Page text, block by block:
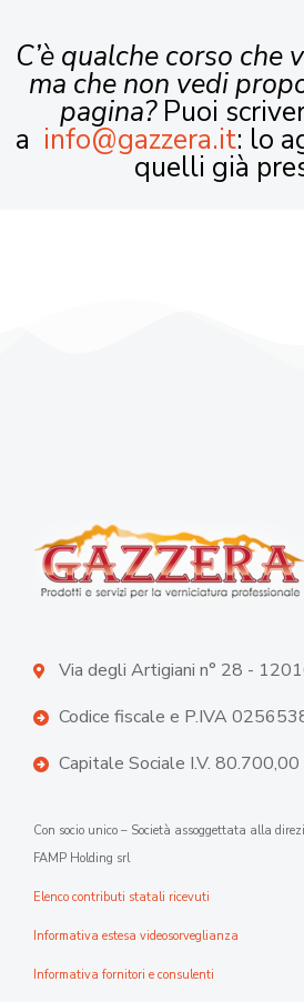
C’è qualche corso che
ma che non vedi
pagina?Puoi
a info@gazzera.it: lo
quelli già
Via degli Artigiani n° 28 -
Codice fiscale e P.IVA
Capitale Sociale I.V. 80.700,00
Con socio unico – Società assoggettata alla
FAMP Holding srl
Elenco contributi statali ricevuti
Informativa estesa videosorveglianza
Informativa fornitori e consulenti